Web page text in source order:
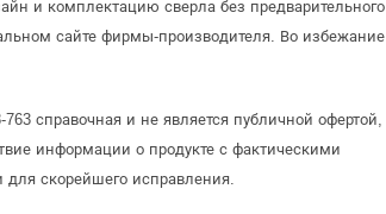
и комплектацию сверла без предварительного
сайте фирмы-производителя. Во избежание
справочная и не является публичной офертой,
информации о продукте с фактическими
для скорейшего исправления.